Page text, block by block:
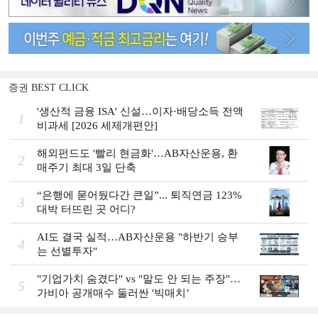
증권 BEST CLICK
1
'생산적 금융 ISA' 신설…이자·배당소득 전액
비과세 [2026 세제개편안]
2
해외펀드도 '빨리 현금화'…AB자산운용, 환
매주기 최대 3일 단축
3
“은행에 묻어뒀다간 큰일”... 퇴직연금 123%
대박 터뜨린 곳 어디?
4
AI도 결국 실적…AB자산운용 "하반기 승부
는 선별투자"
5
"기업가치 숨겼다" vs "말도 안 되는 주장"…
가비아 공개매수 둘러싼 '빅매치’